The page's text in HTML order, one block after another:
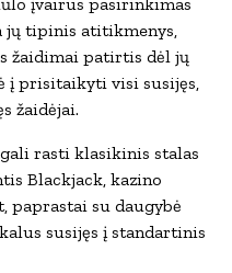
įvairus pasirinkimas
jų tipinis atitikmenys,
žaidimai patirtis dėl jų
į prisitaikyti visi susijęs,
žaidėjai.
rasti klasikinis stalas
Blackjack, kazino
paprastai su daugybė
susijęs į standartinis